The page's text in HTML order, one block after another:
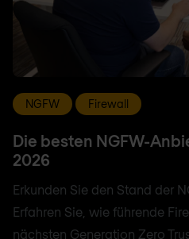
NGFW Firewall
Die besten NGFW-
2026
Erkunden Sie den Stand der
Erfahren Sie, wie führende
nächsten Generation Zero